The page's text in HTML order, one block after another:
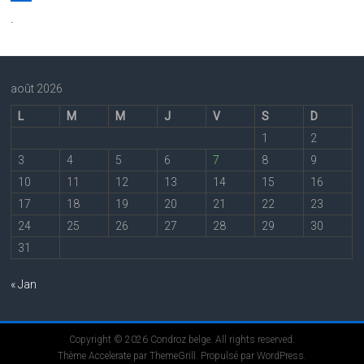
.
août 2026
L M M J V S
D
1
2
3
4 5 6 7 8
9
10
11 12 13 14 15
16
17
18 19 20 21 22
23
24
25 26 27 28 29
30
31
« Jan
Copyright © 2026 Condroz belge. All rights reserved.
Thème Acceleratepar ThemeGrill. Propulsé par WordPress.